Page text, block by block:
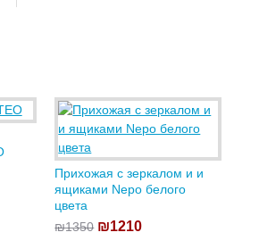
Прихожая с зеркалом и и
ящиками Nepo белого
цвета
₪1350 ₪1210